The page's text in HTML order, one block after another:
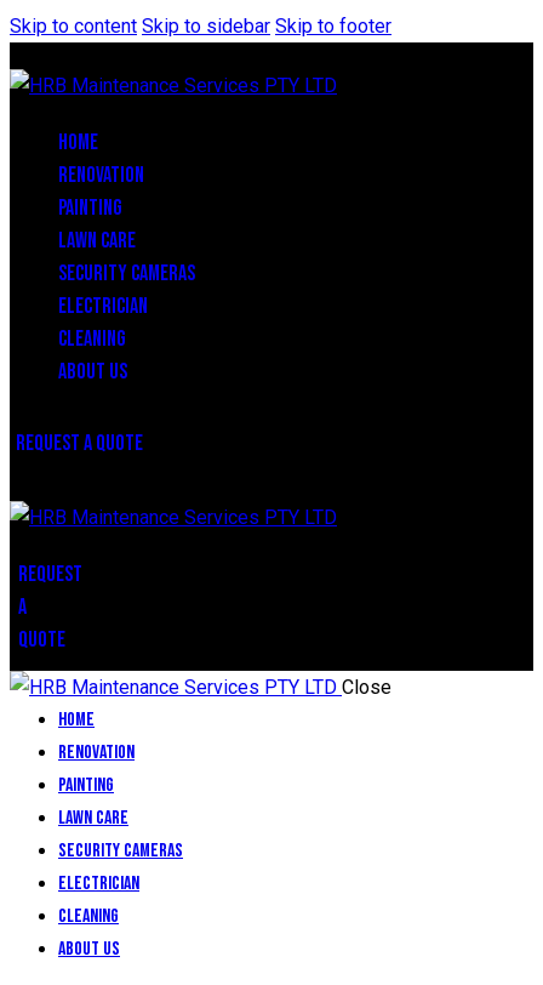
Skip to content Skip to sidebar Skip to footer
HOME
RENOVATION
PAINTING
LAWN CARE
SECURITY CAMERAS
ELECTRICIAN
CLEANING
ABOUT US
REQUEST A QUOTE
REQUEST
A
QUOTE
Close
Home
renovation
painting
Lawn Care
Security Cameras
Electrician
Cleaning
About Us